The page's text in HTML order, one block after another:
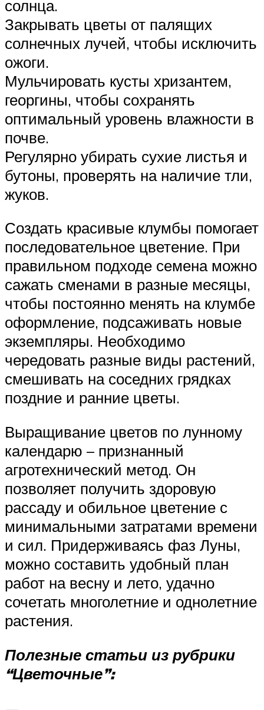
солнца.
Закрывать цветы от палящих
солнечных лучей, чтобы исключить
ожоги.
Мульчировать кусты хризантем,
георгины, чтобы сохранять
оптимальный уровень влажности в
почве.
Регулярно убирать сухие листья и
бутоны, проверять на наличие тли,
жуков.
Создать красивые клумбы помогает
последовательное цветение. При
правильном подходе семена можно
сажать сменами в разные месяцы,
чтобы постоянно менять на клумбе
оформление, подсаживать новые
экземпляры. Необходимо
чередовать разные виды растений,
смешивать на соседних грядках
поздние и ранние цветы.
Выращивание цветов по лунному
календарю – признанный
агротехнический метод. Он
позволяет получить здоровую
рассаду и обильное цветение с
минимальными затратами времени
и сил. Придерживаясь фаз Луны,
можно составить удобный план
работ на весну и лето, удачно
сочетать многолетние и однолетние
растения.
Полезные статьи из рубрики
“Цветочные”: